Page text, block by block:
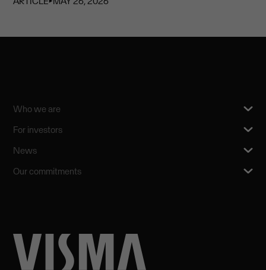
Who we are
For investors
News
Our commitments